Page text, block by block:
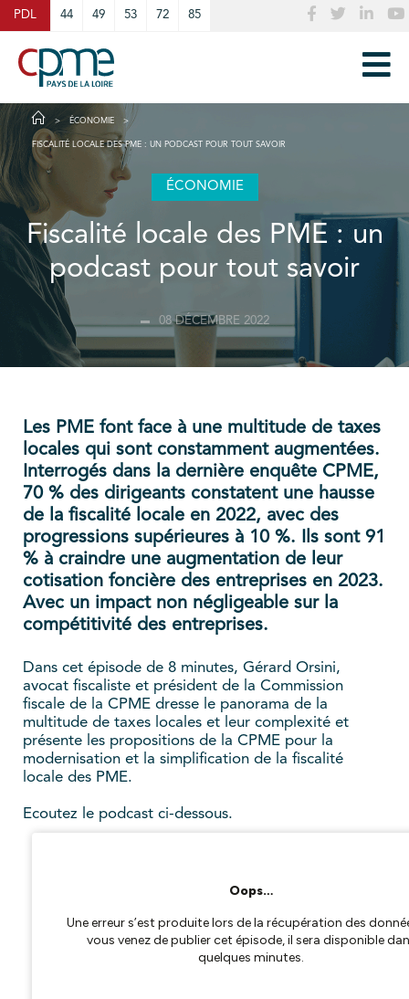
PDL 44 49 53 72 85
ÉCONOMIE
FISCALITÉ LOCALE DES PME : UN PODCAST POUR TOUT SAVOIR
ÉCONOMIE
Fiscalité locale des PME : un
podcast pour tout savoir
08 DÉCEMBRE 2022
Les PME font face à une multitude de taxes
locales qui sont constamment augmentées.
Interrogés dans la dernière enquête CPME,
70 % des dirigeants constatent une hausse
de la fiscalité locale en 2022, avec des
progressions supérieures à 10 %. Ils sont 91
% à craindre une augmentation de leur
cotisation foncière des entreprises en 2023.
Avec un impact non négligeable sur la
compétitivité des entreprises.
Dans cet épisode de 8 minutes, Gérard Orsini,
avocat fiscaliste et président de la Commission
fiscale de la CPME dresse le panorama de la
multitude de taxes locales et leur complexité et
présente les propositions de la CPME pour la
modernisation et la simplification de la fiscalité
locale des PME.
Ecoutez le podcast ci-dessous.
Cookies management panel